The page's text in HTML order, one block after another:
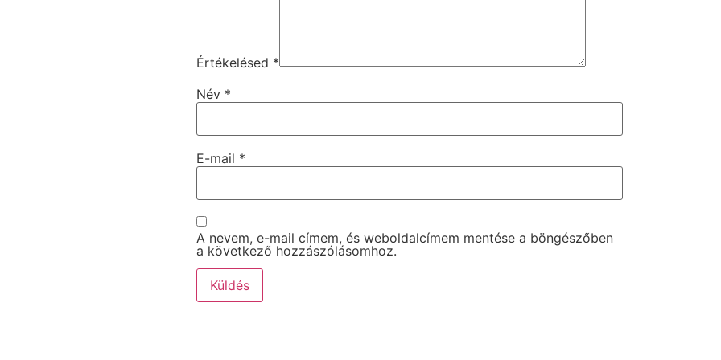
Értékelésed *
Név *
E-mail *
A nevem, e-mail címem, és weboldalcímem mentése a böngészőben
a következő hozzászólásomhoz.